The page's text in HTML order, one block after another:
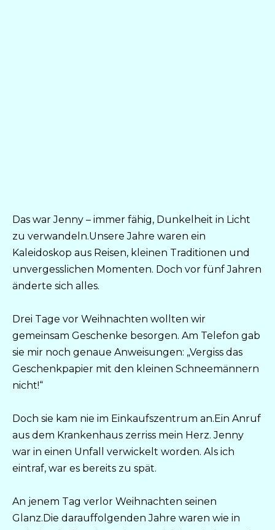
Das war Jenny – immer fähig, Dunkelheit in Licht
zu verwandeln.Unsere Jahre waren ein
Kaleidoskop aus Reisen, kleinen Traditionen und
unvergesslichen Momenten. Doch vor fünf Jahren
änderte sich alles.
Drei Tage vor Weihnachten wollten wir
gemeinsam Geschenke besorgen. Am Telefon gab
sie mir noch genaue Anweisungen: „Vergiss das
Geschenkpapier mit den kleinen Schneemännern
nicht!“
Doch sie kam nie im Einkaufszentrum an.Ein Anruf
aus dem Krankenhaus zerriss mein Herz. Jenny
war in einen Unfall verwickelt worden. Als ich
eintraf, war es bereits zu spät.
An jenem Tag verlor Weihnachten seinen
Glanz.Die darauffolgenden Jahre waren wie in